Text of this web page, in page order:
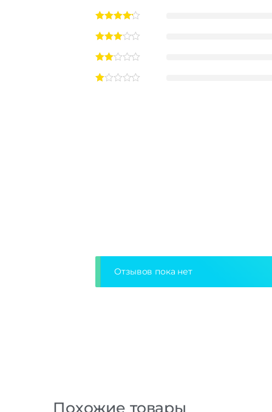
Отзывов пока нет
Похожие товары